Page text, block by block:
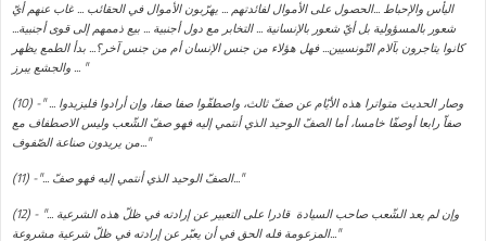
اليأس والإحباط ...الحصول على الأموال لفائدتهم ... يهرّبون الأموال في الحقائب ... غاب عنهم أيّ
شعور بالمسؤولية بل أيّ شعور بالإنسانية ... التخابر مع دول أجنبية ... بيع ذممهم إلى قوى أجنبية...
كانوا يتاجرون بآلام التّونسيين... فهل هؤلاء من جنس الإنسان أم من جنس آخر؟... بدأ الطمع يظهر
والجشع يبرز ... "
(10) -" ... وصار الحديث متواترا هذه الأيّام عن صفّ ثالث، واصطفّوا صفا صفا، وإن أرادوا فليزيدوا
صفاّ رابعا أوصفّا خامسا، أما الصفّ الوحيد الذي أنتمي إليه فهو صفّ الشّعب وليس الاصطفاف مع
من يريدون صناعة الصّفوف..."
(11) -"... الصفّ الوحيد الذي أنتمي إليه فهو صفّ..."
(12) - "... وإن لم يعد الشّعب صاحب السيادة قادرا على التعبير عن إرادته في ظلّ هذه الشرعية
المزعومة فله الحق في أن يعبّر عن إرادته في ظلّ شرعية مشروعة..."